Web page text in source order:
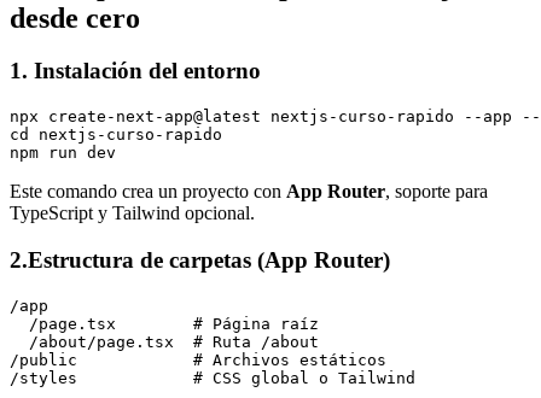
desde cero
1. Instalación del entorno
npx create-next-app@latest nextjs-curso-rapido --app
cd nextjs-curso-rapido
Este comando crea un proyecto con App Router, soporte para
TypeScript y Tailwind opcional.
2.Estructura de carpetas (App Router)
/app
  /page.tsx        # Página raíz
  /about/page.tsx  # Ruta /about
/public            # Archivos estáticos
/styles            # CSS global o Tailwind